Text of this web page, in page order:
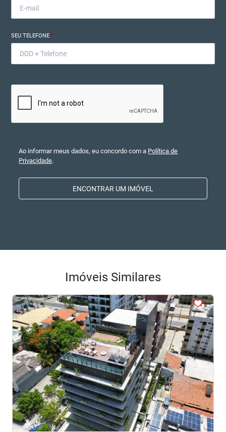
SEU TELEFONE*
Ao informar meus dados, eu concordo com a Política de
Privacidade.
ENCONTRAR UM IMÓVEL
Imóveis Similares
<<<<
‹Previous ›Next